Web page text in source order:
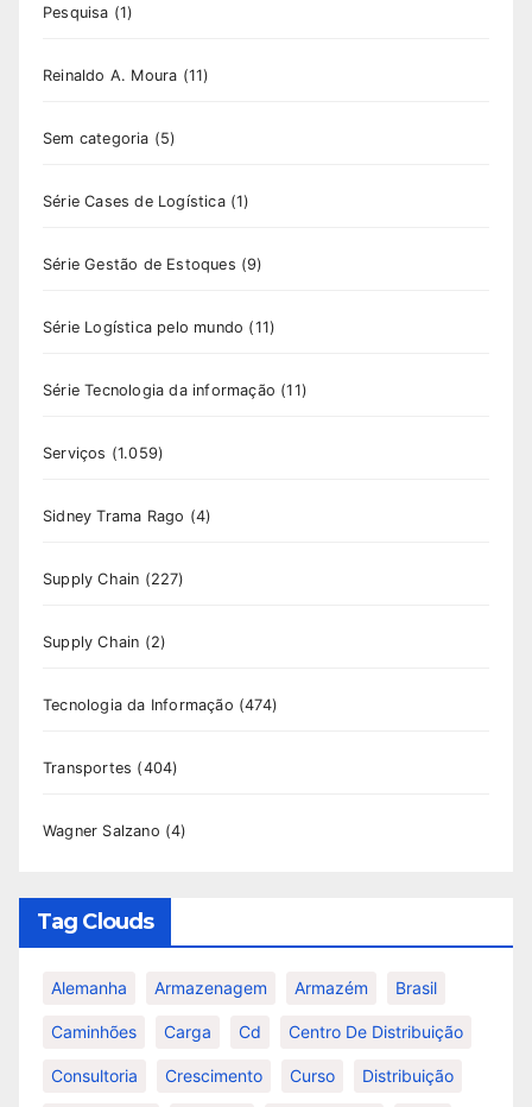
Pesquisa (1)
Reinaldo A. Moura (11)
Sem categoria (5)
Série Cases de Logística(1)
Série Gestão de Estoques (9)
Série Logística pelo mundo (11)
Série Tecnologia da informação (11)
Serviços (1.059)
Sidney Trama Rago (4)
Supply Chain (227)
Supply Chain (2)
Tecnologia da Informação (474)
Transportes (404)
Wagner Salzano (4)
Tag Clouds
Alemanha Armazenagem Armazém Brasil
Caminhões Carga Cd Centro De Distribuição
Consultoria Crescimento Curso Distribuição